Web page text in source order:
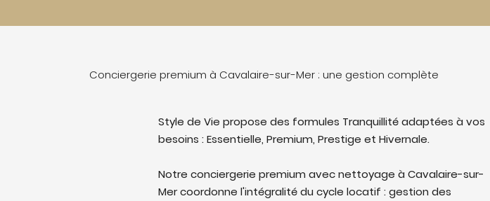
Conciergerie premium à Cavalaire-sur-Mer : une gestion complète
Style de Vie propose des formules Tranquillité adaptées à vos
besoins : Essentielle, Premium, Prestige et Hivernale.
Notre conciergerie premium avec nettoyage à Cavalaire-sur-
Mer coordonne l'intégralité du cycle locatif : gestion des